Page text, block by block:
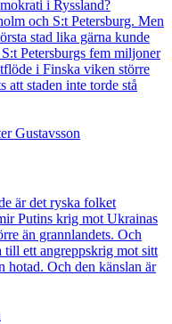
i Ryssland?
och S:t Petersburg. Men
stad lika gärna kunde
Petersburgs fem miljoner
i Finska viken större
staden inte torde stå
Gustavsson
är det ryska folket
Putins krig mot Ukrainas
än grannlandets. Och
till ett angreppskrig mot sitt
hotad. Och den känslan är